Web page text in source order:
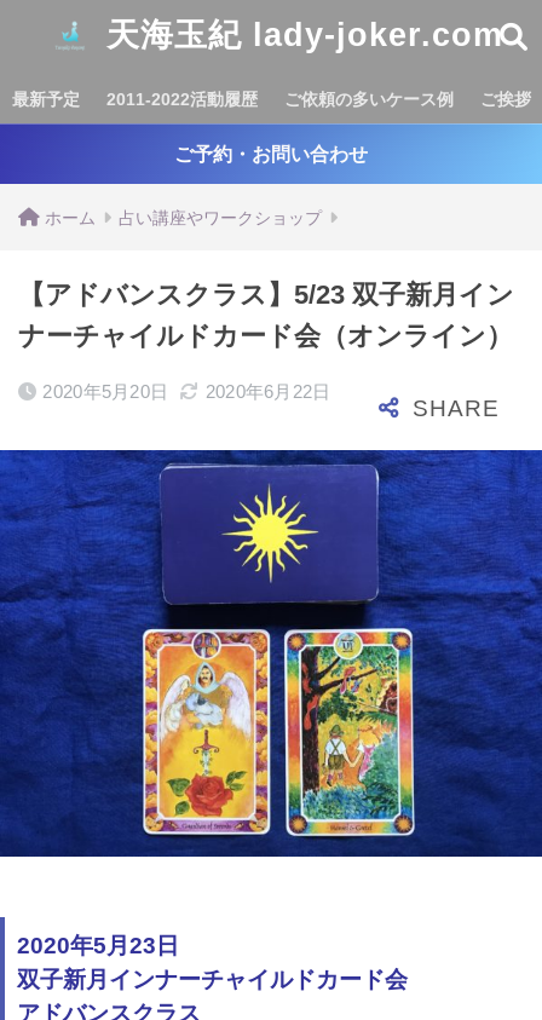
天海玉紀 lady-joker.com
最新予定 2011-2022活動履歴 ご依頼の多いケース例 ご挨拶
ご予約・お問い合わせ
ホーム 占い講座やワークショップ
【アドバンスクラス】5/23 双子新月イン
ナーチャイルドカード会（オンライン）
2020年5月20日 2020年6月22日
2020年5月23日
双子新月インナーチャイルドカード会
アドバンスクラス